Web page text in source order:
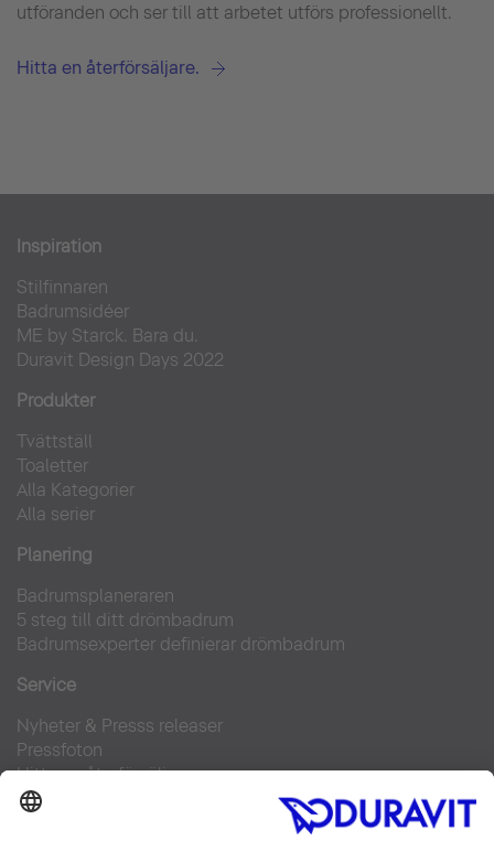
utföranden och ser till att arbetet utförs professionellt.
Hitta en återförsäljare.
Inspiration
Stilfinnaren
Badrumsidéer
ME by Starck. Bara du.
Duravit Design Days 2022
Produkter
Tvättställ
Toaletter
Alla Kategorier
Alla serier
Planering
Badrumsplaneraren
5 steg till ditt drömbadrum
Badrumsexperter definierar drömbadrum
Service
Nyheter & Presss releaser
Pressfoton
Hitta en återförsäljare
FAQs